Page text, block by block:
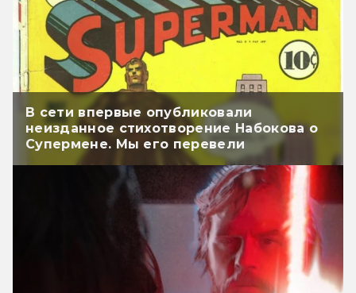
В сети впервые опубликовали
неизданное стихотворение Набокова о
Супермене. Мы его перевели